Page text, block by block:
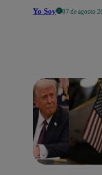
Yo Soy 07 de agosto